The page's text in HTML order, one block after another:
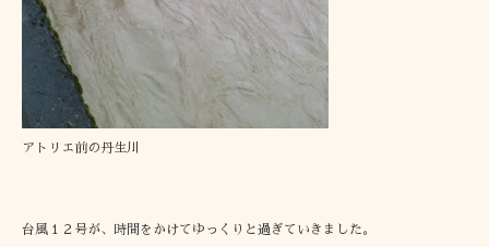
アトリエ前の丹生川
台風１２号が、時間をかけてゆっくりと過ぎていきました。